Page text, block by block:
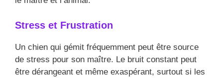
Stress et Frustration
Un chien qui gémit fréquemment peut être source
de stress pour son maître. Le bruit constant peut
être dérangeant et même exaspérant, surtout si les